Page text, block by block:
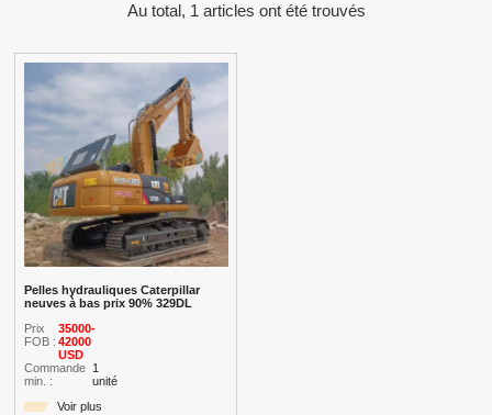
Au total, 1 articles ont été trouvés
Pelles hydrauliques Caterpillar
neuves à bas prix 90% 329DL
Prix
FOB :
35000-
42000
USD
Commande
min. :
1
unité
Voir plus